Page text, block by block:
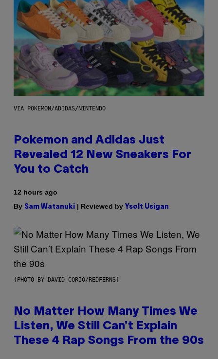
VIA POKEMON/ADIDAS/NINTENDO
Pokemon and Adidas Just
Revealed 12 New Sneakers For
You to Catch
12 hours ago
By Sam Watanuki | Reviewed by Ysolt Usigan
(PHOTO BY DAVID CORIO/REDFERNS)
No Matter How Many Times We
Listen, We Still Can’t Explain
These 4 Rap Songs From the 90s